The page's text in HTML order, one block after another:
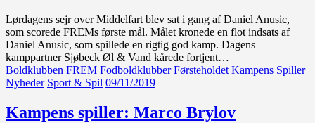
Lørdagens sejr over Middelfart blev sat i gang af Daniel Anusic,
som scorede FREMs første mål. Målet kronede en flot indsats af
Daniel Anusic, som spillede en rigtig god kamp. Dagens
kamppartner Sjøbeck Øl & Vand kårede fortjent…
Boldklubben FREM Fodboldklubber Førsteholdet Kampens Spiller
Nyheder Sport & Spil 09/11/2019
Kampens spiller: Marco Brylov